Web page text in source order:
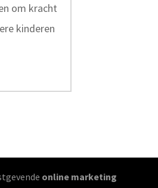
om kracht
kinderen
online marketing